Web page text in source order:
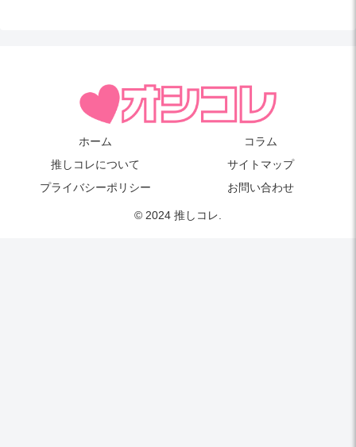
ホーム
コラム
推しコレについて
サイトマップ
プライバシーポリシー
お問い合わせ
© 2024 推しコレ.